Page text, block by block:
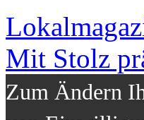
Mit Stolz
Zum Ändern